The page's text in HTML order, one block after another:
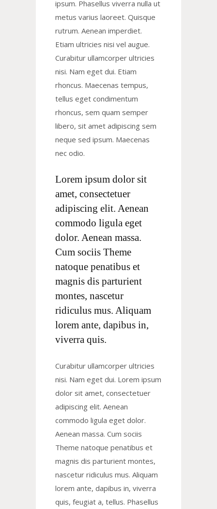
ipsum. Phasellus viverra nulla ut
metus varius laoreet. Quisque
rutrum. Aenean imperdiet.
Etiam ultricies nisi vel augue.
Curabitur ullamcorper ultricies
nisi. Nam eget dui. Etiam
rhoncus. Maecenas tempus,
tellus eget condimentum
rhoncus, sem quam semper
libero, sit amet adipiscing sem
neque sed ipsum. Maecenas
nec odio.
Lorem ipsum dolor sit
amet, consectetuer
adipiscing elit. Aenean
commodo ligula eget
dolor. Aenean massa.
Cum sociis Theme
natoque penatibus et
magnis dis parturient
montes, nascetur
ridiculus mus. Aliquam
lorem ante, dapibus in,
viverra quis.
Curabitur ullamcorper ultricies
nisi. Nam eget dui. Lorem ipsum
dolor sit amet, consectetuer
adipiscing elit. Aenean
commodo ligula eget dolor.
Aenean massa. Cum sociis
Theme natoque penatibus et
magnis dis parturient montes,
nascetur ridiculus mus. Aliquam
lorem ante, dapibus in, viverra
quis, feugiat a, tellus. Phasellus